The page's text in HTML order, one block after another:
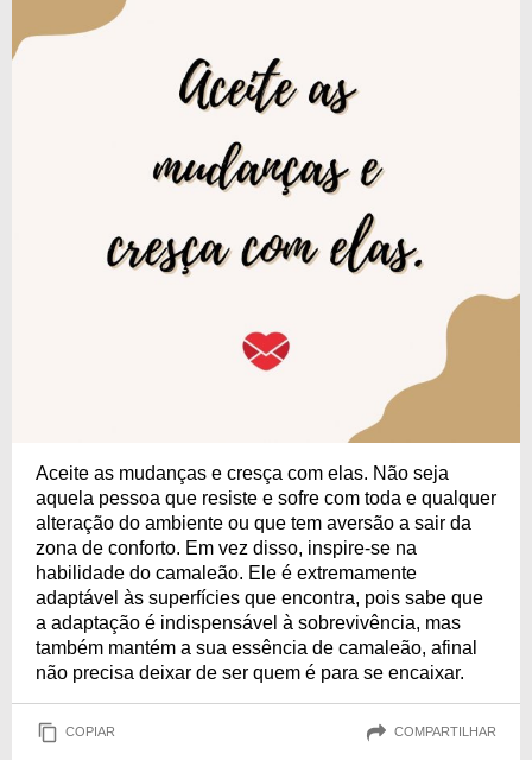
Aceite as mudanças e cresça com elas. Não seja
aquela pessoa que resiste e sofre com toda e qualquer
alteração do ambiente ou que tem aversão a sair da
zona de conforto. Em vez disso, inspire-se na
habilidade do camaleão. Ele é extremamente
adaptável às superfícies que encontra, pois sabe que
a adaptação é indispensável à sobrevivência, mas
também mantém a sua essência de camaleão, afinal
não precisa deixar de ser quem é para se encaixar.
COPIAR COMPARTILHAR